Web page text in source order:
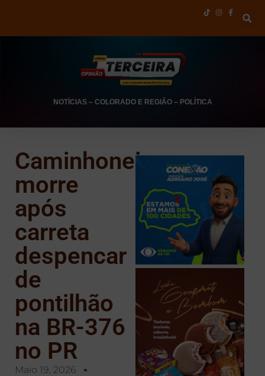
NOTÍCIAS– COLORADO E REGIÃO– POLÍTICA
Caminhoneiro
morre
após
carreta
despencar
de
pontilhão
na BR-376
no PR
Maio 19, 2026